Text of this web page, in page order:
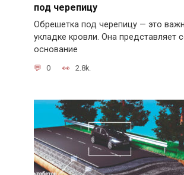
под черепицу
Обрешетка под черепицу — это
укладке кровли. Она представляет
основание
0 2.8k.